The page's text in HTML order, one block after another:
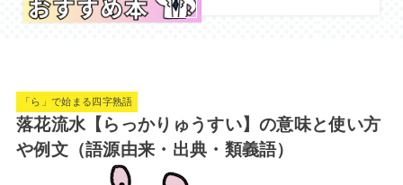
「ら」で始まる四字熟語
落花流水【らっかりゅうすい】の意味と使い方
や例文（語源由来・出典・類義語）